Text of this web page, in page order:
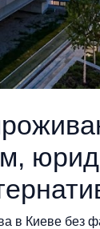
в Киеве без